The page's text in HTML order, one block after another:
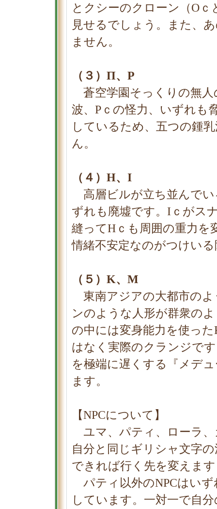
とクシーのクローン（Οｃ
見せるでしょう。また、
ません。
（３）Π、Ρ
蒼空学園そっくりの無人
波、Ρｃの怪力、いずれも
しているため、五つの鍾
ん。
（４）Η、Ι
高層ビルが立ち並んで
ずれも廃墟です。Ιｃがス
縫ってΗｃも周囲の重力を
情緒不安定なのがつけい
（５）Κ、Μ
東南アジアの大都市のよ
ンのような人形が群衆の
の中には変身能力を使っ
はなく実際のクランジで
を極端に遅くする『メデ
ます。
【NPCについて】
ユマ、パティ、ローラ、
自分と同じギリシャ文字
できれば行く先を変えま
パティ以外のNPCはいず
しています。一対一で自